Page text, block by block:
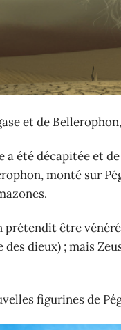
et de
a été décapitée et
monté sur
prétendit être
des dieux) ; mais
figurines de